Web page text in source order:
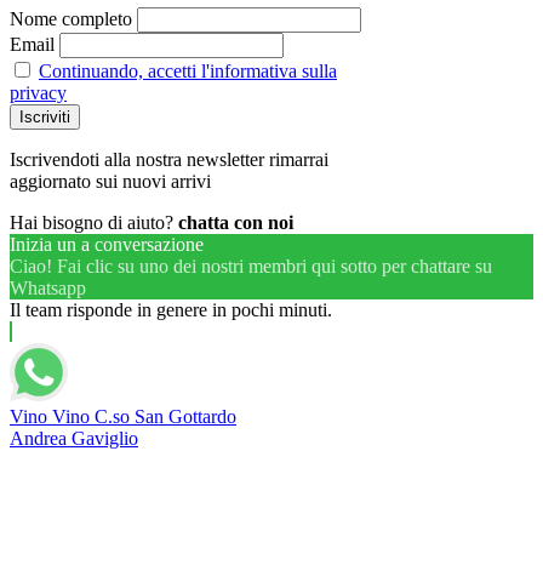
Nome completo
Email
Continuando, accetti l'informativa sulla
privacy
Iscrivendoti alla nostra newsletter rimarrai
aggiornato sui nuovi arrivi
Hai bisogno di aiuto? chatta con noi
Inizia un a conversazione
Ciao! Fai clic su uno dei nostri membri qui sotto per chattare su
Whatsapp
Il team risponde in genere in pochi minuti.
Vino Vino C.so San Gottardo
Andrea Gaviglio